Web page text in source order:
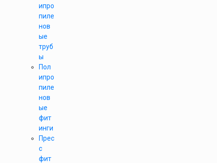
ипро
пиле
нов
ые
труб
ы
Пол
ипро
пиле
нов
ые
фит
инги
Прес
с
фит